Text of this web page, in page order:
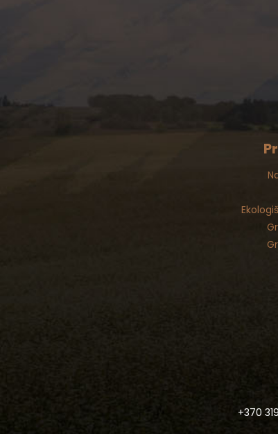
+370